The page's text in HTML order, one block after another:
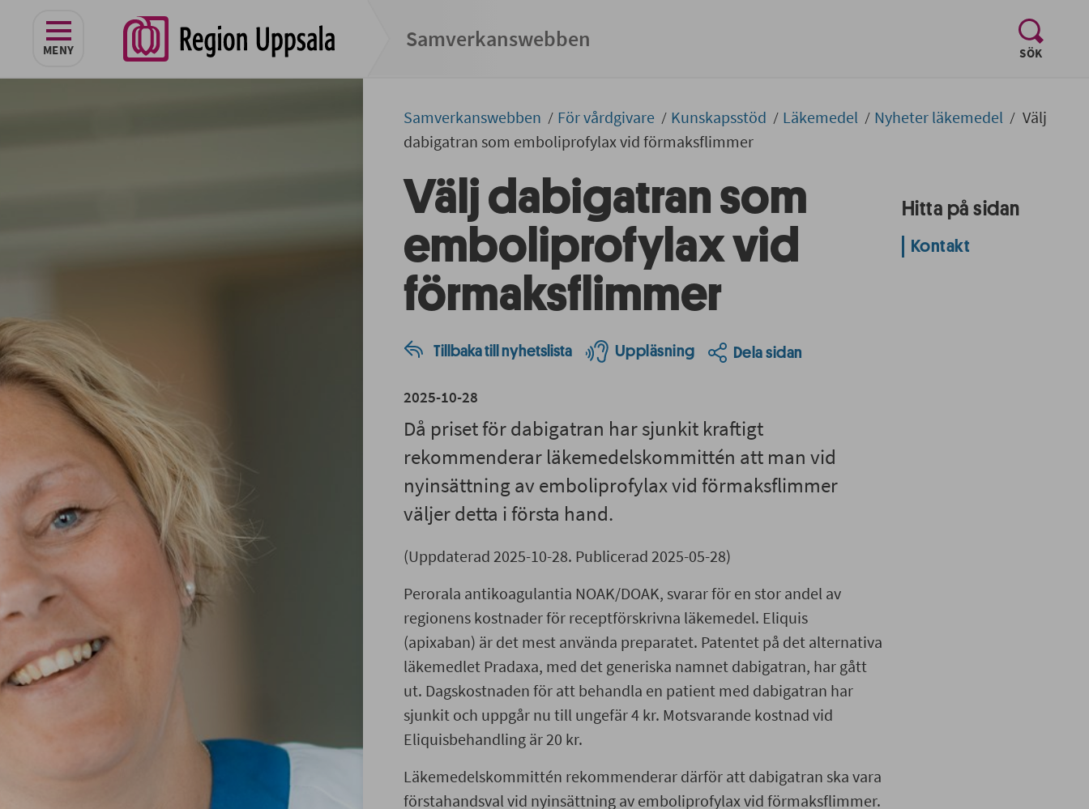
MENY
navigeringen Samverkans­­webben
SÖK
, visa
Samverkans­­­webben För vårdgivare Kunskapsstöd Läkemedel Nyheter läkemedel
Välj
dabigatran som emboliprofylax vid förmaksflimmer
Välj dabigatran som
emboliprofylax vid
förmaksflimmer
Tillbaka till nyhetslista Uppläsning Dela sidan
2025-10-28
Då priset för dabigatran har sjunkit kraftigt
rekommenderar läkemedelskommittén att man vid
nyinsättning av emboliprofylax vid förmaksflimmer
väljer detta i första hand.
(Uppdaterad 2025-10-28. Publicerad 2025-05-28)
Perorala antikoagulantia NOAK/DOAK, svarar för en stor andel av
regionens kostnader för receptförskrivna läkemedel. Eliquis
(apixaban) är det mest använda preparatet. Patentet på det alternativa
läkemedlet Pradaxa, med det generiska namnet dabigatran, har gått
ut. Dagskostnaden för att behandla en patient med dabigatran har
sjunkit och uppgår nu till ungefär 4 kr. Motsvarande kostnad vid
Eliquisbehandling är 20 kr.
Läkemedelskommittén rekommenderar därför att dabigatran ska vara
förstahandsval vid nyinsättning av emboliprofylax vid förmaksflimmer.
Hitta på sidan
Kontakt